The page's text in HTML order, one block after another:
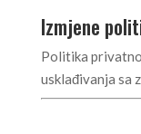
Izmjene
Politika
usklađivanja sa